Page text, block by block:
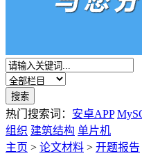
热门搜索词： 安卓APP
组织 建筑结构 单片机
主页 > 论文材料 > 开题报告